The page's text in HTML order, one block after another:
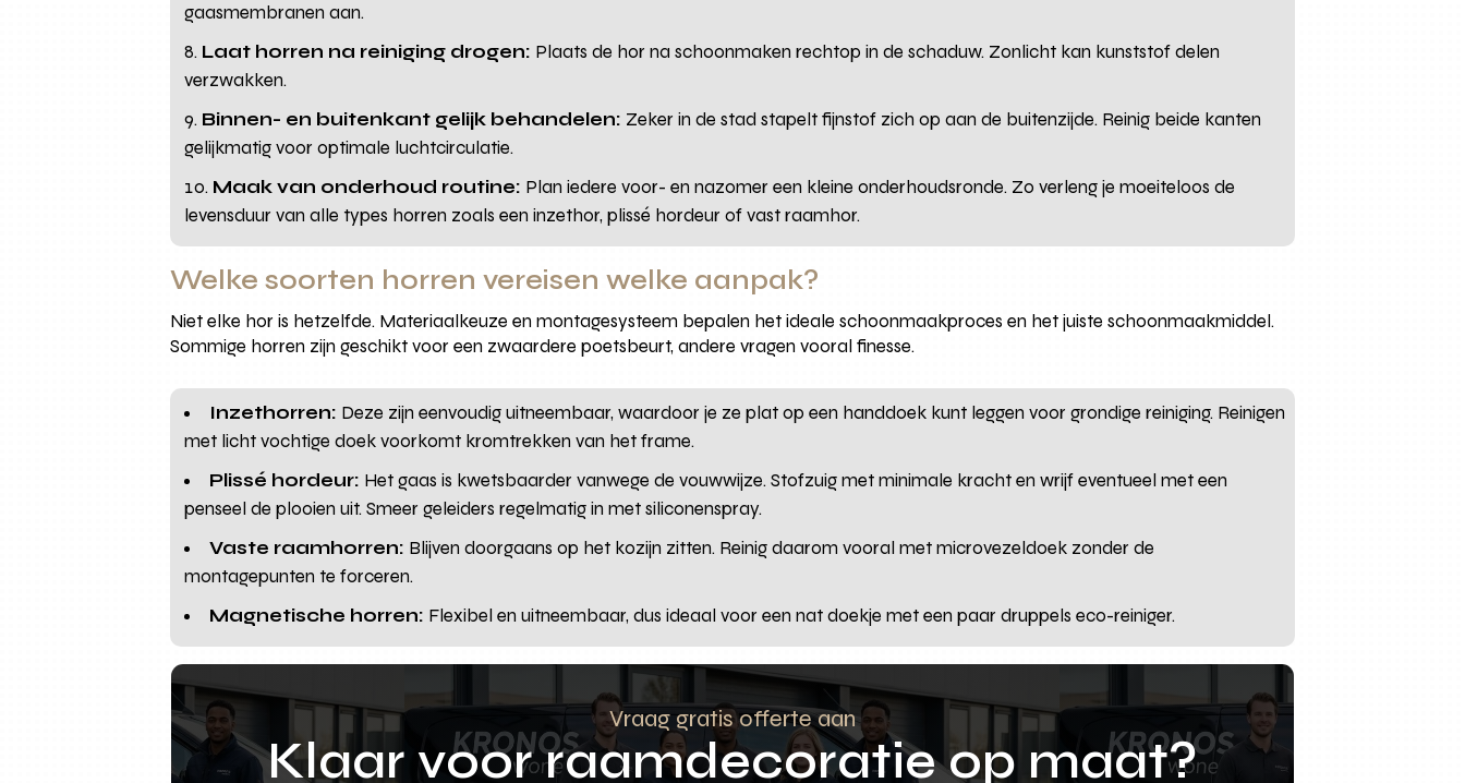
gaasmembranen aan.
Laat horren na reiniging drogen: Plaats de hor na schoonmaken rechtop in de schaduw. Zonlicht kan kunststof delen
verzwakken.
Binnen- en buitenkant gelijk behandelen: Zeker in de stad stapelt fijnstof zich op aan de buitenzijde. Reinig beide kanten
gelijkmatig voor optimale luchtcirculatie.
Maak van onderhoud routine: Plan iedere voor- en nazomer een kleine onderhoudsronde. Zo verleng je moeiteloos de
levensduur van alle types horren zoals een inzethor, plissé hordeur of vast raamhor.
Welke soorten horren vereisen welke aanpak?
Niet elke hor is hetzelfde. Materiaalkeuze en montagesysteem bepalen het ideale schoonmaakproces en het juiste schoonmaakmiddel.
Sommige horren zijn geschikt voor een zwaardere poetsbeurt, andere vragen vooral finesse.
Inzethorren: Deze zijn eenvoudig uitneembaar, waardoor je ze plat op een handdoek kunt leggen voor grondige reiniging. Reinigen
met licht vochtige doek voorkomt kromtrekken van het frame.
Plissé hordeur: Het gaas is kwetsbaarder vanwege de vouwwijze. Stofzuig met minimale kracht en wrijf eventueel met een
penseel de plooien uit. Smeer geleiders regelmatig in met siliconenspray.
Vaste raamhorren: Blijven doorgaans op het kozijn zitten. Reinig daarom vooral met microvezeldoek zonder de
montagepunten te forceren.
Magnetische horren: Flexibel en uitneembaar, dus ideaal voor een nat doekje met een paar druppels eco-reiniger.
Vraag gratis offerte aan
Klaar voor raamdecoratie op maat?